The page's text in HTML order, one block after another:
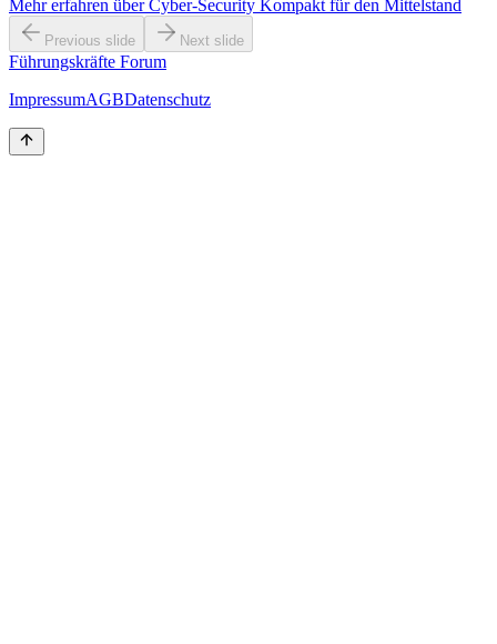
Mehr erfahren überCyber-Security Kompakt für den Mittelstand
Previous slide Next slide
Führungskräfte Forum
ImpressumAGBDatenschutz